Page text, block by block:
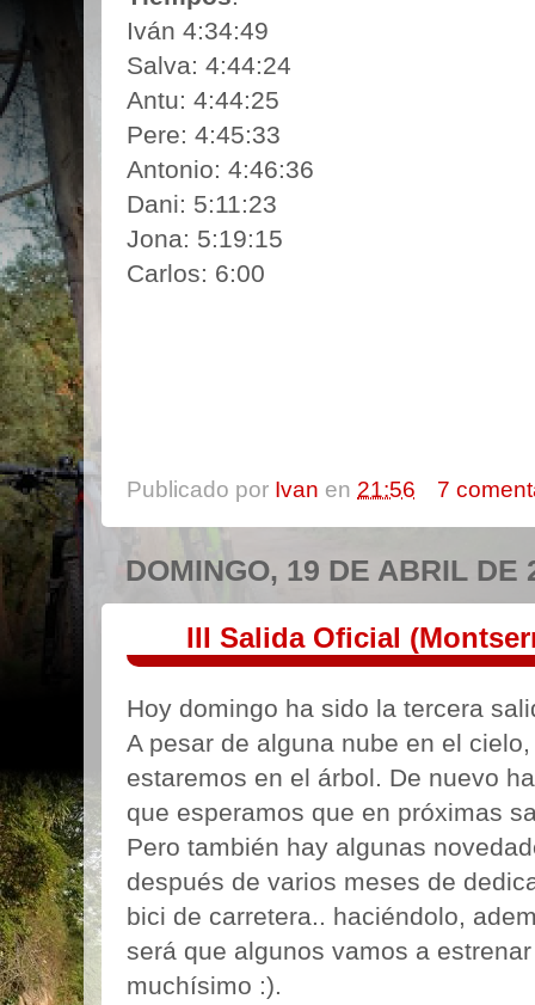
Iván 4:34:49
Salva: 4:44:24
Antu: 4:44:25
Pere: 4:45:33
Antonio: 4:46:36
Dani: 5:11:23
Jona: 5:19:15
Carlos: 6:00
Publicado por Ivan en 21:56 7
DOMINGO, 19 DE ABRIL DE
III Salida Oficial
Hoy domingo ha sido la tercera
A pesar de alguna nube en el
estaremos en el árbol. De nuevo
que esperamos que en próximas
Pero también hay algunas
después de varios meses de
bici de carretera.. haciéndolo,
será que algunos vamos a
muchísimo :).